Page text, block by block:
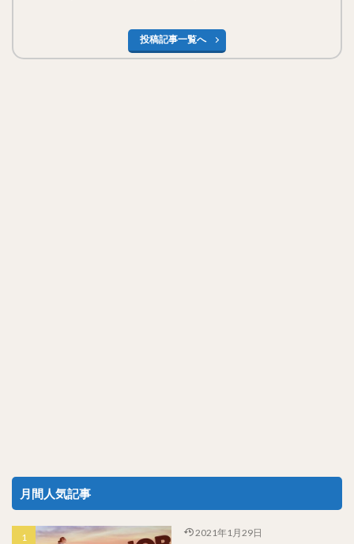
投稿記事一覧へ
月間人気記事
2021年1月29日